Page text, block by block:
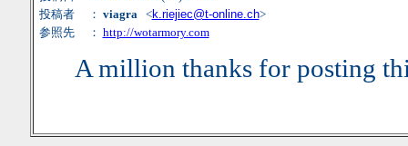
投稿者
： viagra<k.riejiec@t-online.ch>
参照先
： http://wotarmory.com
A million thanks for posting